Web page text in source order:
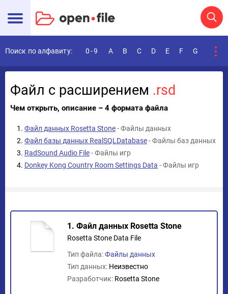
Поиск по алфавиту: 0-9 A B C D E F G
Файл с расширением .rsd
Чем открыть, описание – 4 формата файла
Файл данных Rosetta Stone- Файлы данных
Файл базы данных RealSQLDatabase- Файлы баз данных
RadSound Audio File- Файлы игр
Donkey Kong Country Room Settings Data - Файлы игр
1. Файл данных Rosetta Stone
Rosetta Stone Data File
Тип файла:Файлы данных
Тип данных: Неизвестно
Разработчик: Rosetta Stone